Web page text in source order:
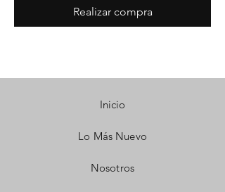
Realizar compra
Inicio
Lo Más Nuevo
Nosotros